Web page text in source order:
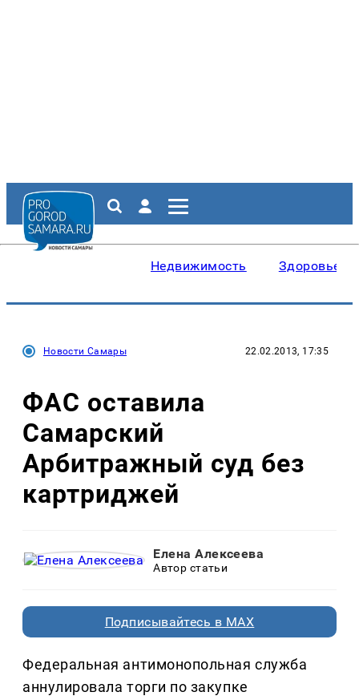
Недвижимость Здоровье
Новости Самары 22.02.2013, 17:35
ФАС оставила
Самарский
Арбитражный суд без
картриджей
Елена Алексеева
Автор статьи
Подписывайтесь в MAX
Федеральная антимонопольная служба
аннулировала торги по закупке